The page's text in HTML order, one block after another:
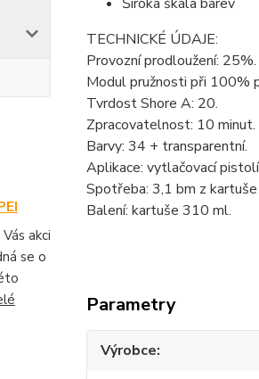
akci
se o
TECHNICKÉ ÚDAJE:
Provozní prodloužení: 25%.
Modul pružnosti při 100%
Tvrdost Shore A: 20.
Zpracovatelnost: 10 minut.
Barvy: 34 + transparentní.
Aplikace: vytlačovací
Spotřeba: 3,1 bm z
Balení: kartuše 310 ml.
Parametry
Výrobce